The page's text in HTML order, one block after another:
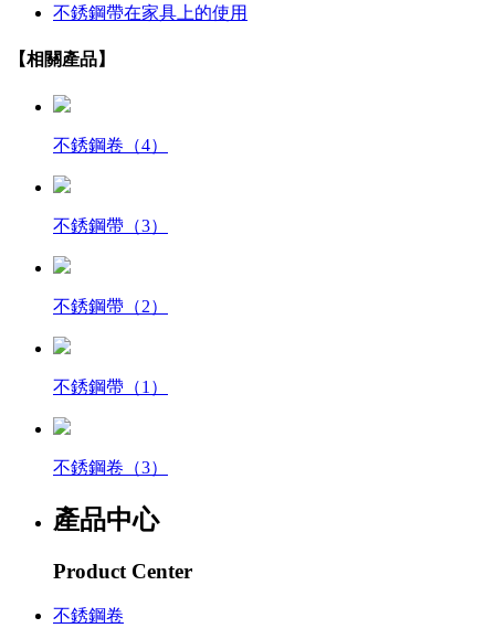
不銹鋼帶在家具上的使用
【相關產品】
不銹鋼卷（4）
不銹鋼帶（3）
不銹鋼帶（2）
不銹鋼帶（1）
不銹鋼卷（3）
產品中心
Product Center
不銹鋼卷